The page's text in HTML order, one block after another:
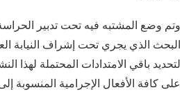
وتم وضع المشتبه فيه تحت تدبير
البحث الذي يجري تحت إشراف النيابة
لتحديد باقي الامتدادات المحتملة لهذا
على كافة الأفعال الإجرامية المنسوبة